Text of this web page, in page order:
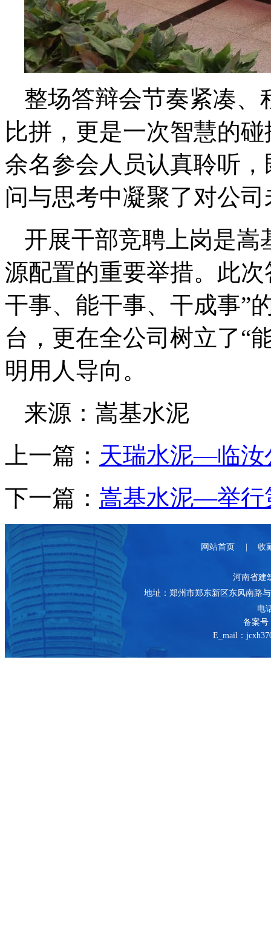
整场答辩会节奏紧凑、
比拼，更是一次智慧的
余名参会人员认真聆听，
问与思考中凝聚了对公
开展干部竞聘上岗是嵩
源配置的重要举措。此
干事、能干事、干成事”
台，更在全公司树立了“
明用人导向。
来源：嵩基水泥
上一篇： 天瑞水泥—临汝
下一篇： 嵩基水泥—举行